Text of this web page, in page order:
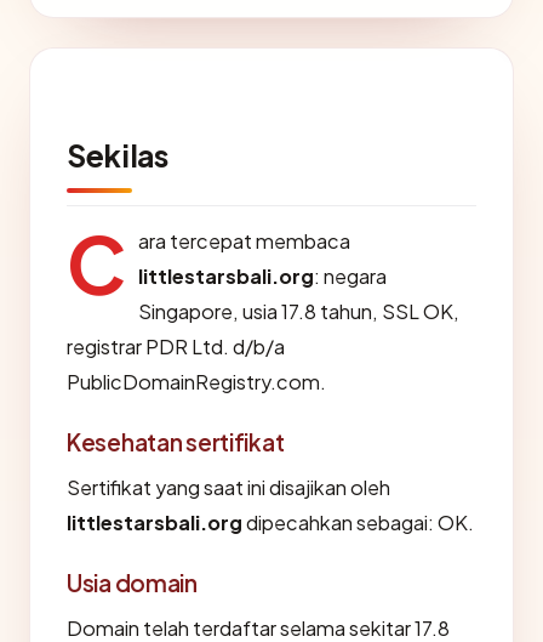
Sekilas
C ara tercepat membaca
littlestarsbali.org: negara
Singapore, usia 17.8 tahun, SSL OK,
registrar PDR Ltd. d/b/a
PublicDomainRegistry.com.
Kesehatan sertifikat
Sertifikat yang saat ini disajikan oleh
littlestarsbali.orgdipecahkan sebagai: OK.
Usia domain
Domain telah terdaftar selama sekitar 17.8